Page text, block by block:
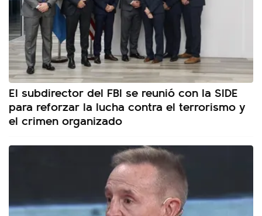
El subdirector del FBI se reunió con la SIDE
para reforzar la lucha contra el terrorismo y
el crimen organizado